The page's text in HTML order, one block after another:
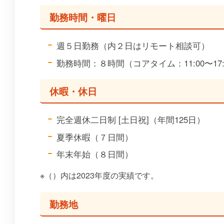
勤務時間・曜日
週５日勤務（内２日はリモート相談可）
勤務時間：８時間（コアタイム：11:00〜
休暇・休日
完全週休二日制 [土日祝]（年間125日）
夏季休暇（７日間）
年末年始（８日間）
※（）内は2023年度の実績です。
勤務地